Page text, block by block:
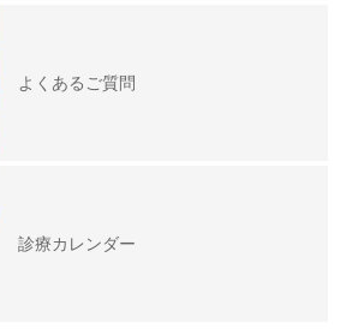
よくあるご質問
診療カレンダー